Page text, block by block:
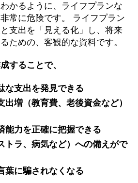
かるように、ライフプランな
常に危険です。 ライフプラン
支出を「見える化」し、将来
ための、客観的な資料です。
することで、
な支出を発見できる
出増（教育費、老後資金など）
能力を正確に把握できる
トラ、病気など）への備えがで
葉に騙されなくなる